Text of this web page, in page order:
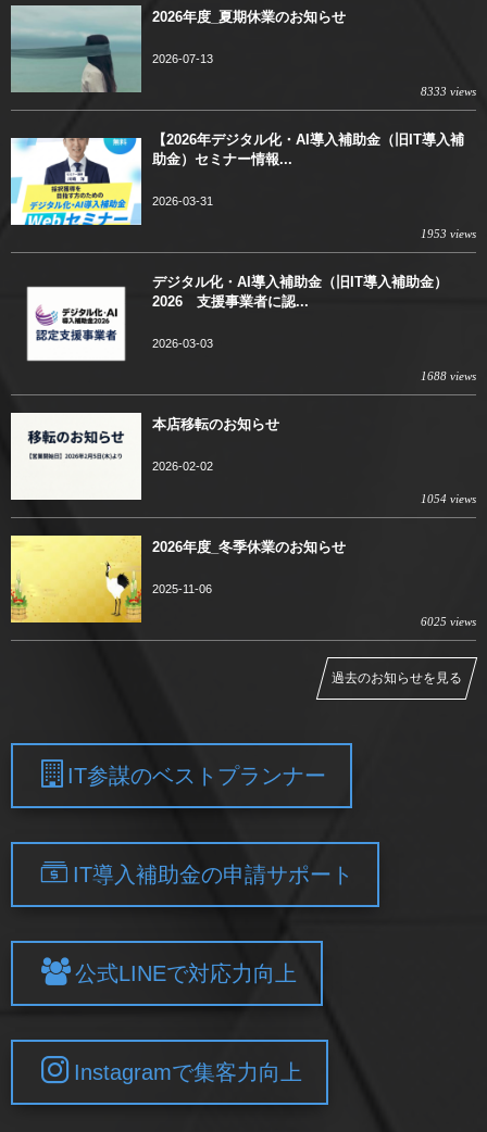
2026年度_夏期休業のお知らせ
2026-07-13
8333 views
【2026年デジタル化・AI導入補助金（旧IT導入補
助金）セミナー情報...
2026-03-31
1953 views
デジタル化・AI導入補助金（旧IT導入補助金）
2026 支援事業者に認...
2026-03-03
1688 views
本店移転のお知らせ
2026-02-02
1054 views
2026年度_冬季休業のお知らせ
2025-11-06
6025 views
過去のお知らせを見る
IT参謀のベストプランナー
IT導入補助金の申請サポート
公式LINEで対応力向上
Instagramで集客力向上